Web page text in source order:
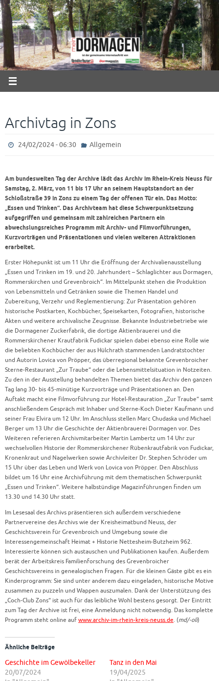
Zum
Inhalt
springen
Archivtag in Zons
24/02/2024 - 06:30 Allgemein
Am bundesweiten Tag der Archive lädt das Archiv im Rhein-Kreis Neuss für
Samstag, 2. März, von 11 bis 17 Uhr an seinem Hauptstandort an der
Schloßstraße 39 in Zons zu einem Tag der offenen Tür ein. Das Motto:
„Essen und Trinken“. Das Archivteam hat diese Schwerpunktsetzung
aufgegriffen und gemeinsam mit zahlreichen Partnern ein
abwechslungsreiches Programm mit Archiv- und Filmvorführungen,
Kurzvorträgen und Präsentationen und vielen weiteren Attraktionen
erarbeitet.
Erster Höhepunkt ist um 11 Uhr die Eröffnung der Archivalienausstellung
„Essen und Trinken im 19. und 20. Jahrhundert – Schlaglichter aus Dormagen,
Rommerskirchen und Grevenbroich“. Im Mittelpunkt stehen die Produktion
von Lebensmitteln und Getränken sowie die Themen Handel und
Zubereitung, Verzehr und Reglementierung: Zur Präsentation gehören
historische Postkarten, Kochbücher, Speisekarten, Fotografien, historische
Akten und weitere archivalische Zeugnisse. Bekannte Industriebetriebe wie
die Dormagener Zuckerfabrik, die dortige Aktienbrauerei und die
Rommerskirchener Krautfabrik Fudickar spielen dabei ebenso eine Rolle wie
die beliebten Kochbücher der aus Hülchrath stammenden Landratstochter
und Autorin Lovica von Pröpper, das überregional bekannte Grevenbroicher
Sterne-Restaurant „Zur Traube“ oder die Lebensmittelsituation in Notzeiten.
Zu den in der Ausstellung behandelten Themen bietet das Archiv den ganzen
Tag lang 30- bis 45-minütige Kurzvorträge und Präsentationen an. Den
Auftakt macht eine Filmvorführung zur Hotel-Restauration „Zur Traube“ samt
anschließendem Gespräch mit Inhaber und Sterne-Koch Dieter Kaufmann und
seiner Frau Elvira um 12 Uhr. Im Anschluss stellen Marc Chudaska und Michael
Berger um 13 Uhr die Geschichte der Aktienbrauerei Dormagen vor. Des
Weiteren referieren Archivmitarbeiter Martin Lambertz um 14 Uhr zur
wechselvollen Historie der Rommerskirchener Rübenkrautfabrik von Fudickar,
Kronenkraut und Nagelwerken sowie Archivleiter Dr. Stephen Schröder um
15 Uhr über das Leben und Werk von Lovica von Pröpper. Den Abschluss
bildet um 16 Uhr eine Archivführung mit dem thematischen Schwerpunkt
„Essen und Trinken“. Weitere halbstündige Magazinführungen finden um
13.30 und 14.30 Uhr statt.
Im Lesesaal des Archivs präsentieren sich außerdem verschiedene
Partnervereine des Archivs wie der Kreisheimatbund Neuss, der
Geschichtsverein für Grevenbroich und Umgebung sowie die
Interessengemeinschaft Heimat + Historie Nettesheim-Butzheim 962.
Interessierte können sich austauschen und Publikationen kaufen. Außerdem
berät der Arbeitskreis Familienforschung des Grevenbroicher
Geschichtsvereins in genealogischen Fragen. Für die kleinen Gäste gibt es ein
Kinderprogramm: Sie sind unter anderem dazu eingeladen, historische Motive
zusammen zu puzzeln und Wappen auszumalen. Dank der Unterstützung des
„Coch-Club Zons“ ist auch für das leibliche Wohl bestens gesorgt. Der Eintritt
zum Tag der Archive ist frei, eine Anmeldung nicht notwendig. Das komplette
Programm steht online auf www.archiv-im-rhein-kreis-neuss.de. (md/-oli)
Ähnliche Beiträge
Geschichte im Gewölbekeller
20/07/2024
Tanz in den Mai
19/04/2025